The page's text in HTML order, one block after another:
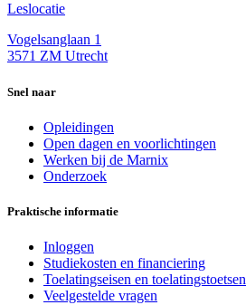
Leslocatie
Vogelsanglaan 1
3571 ZM Utrecht
Snel naar
Opleidingen
Open dagen en voorlichtingen
Werken bij de Marnix
Onderzoek
Praktische informatie
Inloggen
Studiekosten en financiering
Toelatingseisen en toelatingstoetsen
Veelgestelde vragen